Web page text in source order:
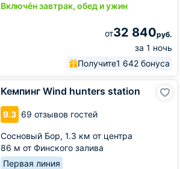
Включён завтрак, обед и ужин
от32 840руб.
за 1 ночь
Получите1 642 бонуса
Кемпинг Wind hunters station
9.3 69 отзывов гостей
Сосновый Бор, 1.3 км от центра
86 м от Финского залива
Первая линия